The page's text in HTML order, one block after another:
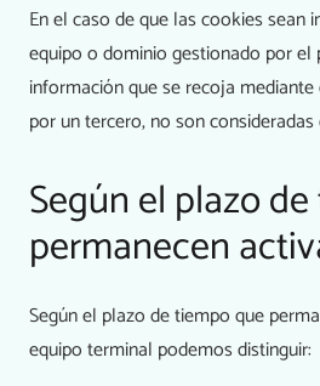
En el caso de que las cookies sean
equipo o dominio gestionado por
información que se recoja
por un tercero, no son
Según el plazo
permanecen
Según el plazo de tiempo que
equipo terminal podemos distinguir: